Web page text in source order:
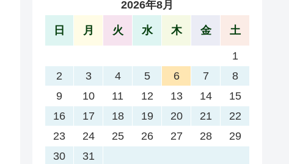
2026年8月
日 月 火 水 木 金 土
1
2
3 4 5 6 7
8
9
10 11 12 13 14
15
16
17 18 19 20 21
22
23
24 25 26 27 28
29
30
31